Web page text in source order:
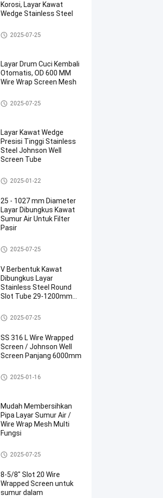
Korosi, Layar Kawat
Wedge Stainless Steel
Layar Dibungkus Kawat
2025-07-25
Layar Drum Cuci Kembali
Otomatis, OD 600 MM
Wire Wrap Screen Mesh
Layar Dibungkus Kawat
2025-07-25
Layar Kawat Wedge
Presisi Tinggi Stainless
Steel Johnson Well
Screen Tube
Layar Dibungkus Kawat
2025-01-22
25 - 1027 mm Diameter
Layar Dibungkus Kawat
Sumur Air Untuk Filter
Pasir
Layar Dibungkus Kawat
2025-07-25
V Berbentuk Kawat
Dibungkus Layar
Stainless Steel Round
Slot Tube 29-1200mm
Layar Dibungkus Kawat
2025-07-25
SS 316 L Wire Wrapped
Screen / Johnson Well
Screen Panjang 6000mm
Layar Dibungkus Kawat
2025-01-16
Mudah Membersihkan
Pipa Layar Sumur Air /
Wire Wrap Mesh Multi
Fungsi
Layar Dibungkus Kawat
2025-07-25
8-5/8" Slot 20 Wire
Wrapped Screen untuk
sumur dalam